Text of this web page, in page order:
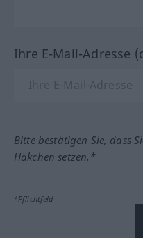
Ihre E-Mail-Adresse
Bitte bestätigen Sie, dass
Häkchen setzen.*
*Pflichtfeld